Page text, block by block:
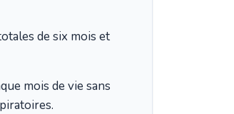
de six mois et
mois de vie sans